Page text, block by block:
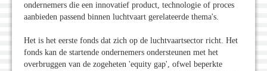
ondernemers die een innovatief product, technologie of proces
aanbieden passend binnen luchtvaart gerelateerde thema's.
Het is het eerste fonds dat zich op de luchtvaartsector richt. Het
fonds kan de startende ondernemers ondersteunen met het
overbruggen van de zogeheten 'equity gap', ofwel beperkte